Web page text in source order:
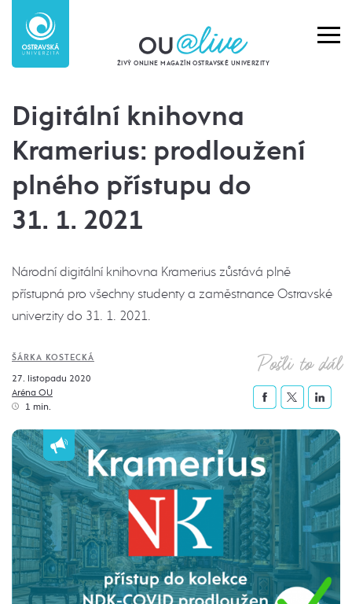
ŽIVÝ ONLINE MAGAZÍN OSTRAVSKÉ UNIVERZITY
Digitální knihovna
Kramerius: prodloužení
plného přístupu do
31. 1. 2021
Národní digitální knihovna Kramerius zůstává plně
přístupná pro všechny studenty a zaměstnance Ostravské
univerzity do 31. 1. 2021.
ŠÁRKA KOSTECKÁ
27. listopadu 2020
Aréna OU
1 min.
Pošli to dál